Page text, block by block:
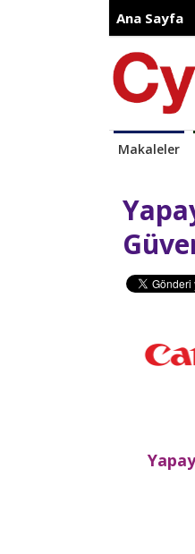
Ana Sayfa
Makaleler